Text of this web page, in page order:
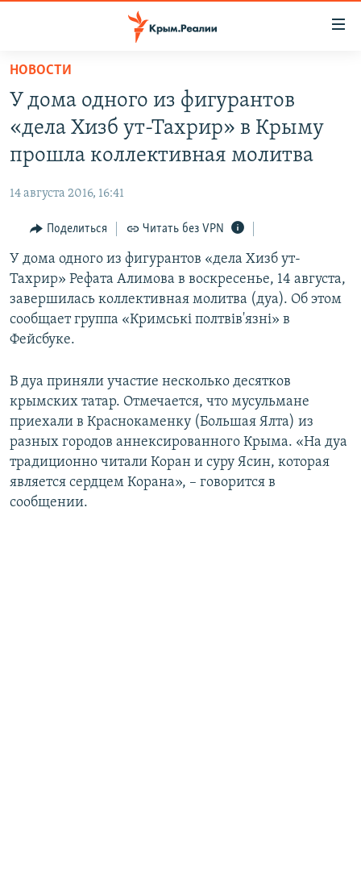
Вернуться
основному
содержанию
главной
навигации
Вернутся
поиску
СПЕЦПРОЕКТЫ
11 ЛЕТ ОККУПАЦИИ КРЫМА. 11 ИСТОРИЙ СОПРОТИВЛЕНИЯ
ЕЩЕ
ИНТЕРАКТИВ
ИНФОГРАФИКА
ТЕЛЕПРОЕКТ КРЫМ.РЕАЛИИ
СОВЕТЫ ПРАВОЗАЩИТНИКОВ
ПРОПАВШИЕ БЕЗ ВЕСТИ
ПОБЕДИТЕЛЕЙ НЕ СУДЯТ?
КРЫМ.НЕПОКОРЕННЫЙ
УКРАИНСКАЯ ПРОБЛЕМА КРЫМА
РАДІО СВОБОДА
КАК ОБОЙТИ БЛОКИРОВКУ
Українською
Qırımtatar
ПРИСОЕДИНЯЙТЕСЬ!
Все сайты RFE/RL
НОВОСТИ
У дома одного из фигурантов
«дела Хизб ут-Тахрир» в Крыму
прошла коллективная молитва
14 августа 2016, 16:41
Поделиться Читать без VPN
У дома одного из фигурантов «дела Хизб ут-
Тахрир» Рефата Алимова в воскресенье, 14 августа,
завершилась коллективная молитва (дуа). Об этом
сообщает группа «Кримські полтвів'язні» в
Фейсбуке.
В дуа приняли участие несколько десятков
крымских татар. Отмечается, что мусульмане
приехали в Краснокаменку (Большая Ялта) из
разных городов аннексированного Крыма. «На дуа
традиционно читали Коран и суру Ясин, которая
является сердцем Корана», – говорится в
сообщении.